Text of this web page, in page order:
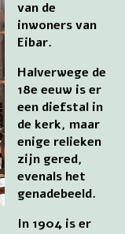
van de
inwoners van
Eibar.
Halverwege de
18e eeuw is er
een diefstal in
de kerk, maar
enige relieken
zijn gered,
evenals het
genadebeeld.
In 1904 is er